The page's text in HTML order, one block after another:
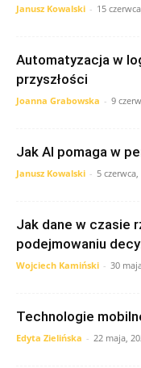
Janusz Kowalski - 15
Automatyzacja w
przyszłości
Joanna Grabowska - 9
Jak AI pomaga w
Janusz Kowalski - 5 czerwca,
Jak dane w czasie
podejmowaniu
Wojciech Kamiński - 30
Technologie
Edyta Zielińska - 22 maja,